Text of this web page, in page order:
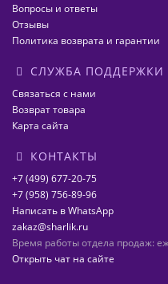
Вопросы и ответы
Отзывы
Политика возврата и гарантии
СЛУЖБА ПОДДЕРЖКИ
Связаться с нами
Возврат товара
Карта сайта
КОНТАКТЫ
+7 (499) 677-20-75
+7 (958) 756-89-96
Написать в WhatsApp
zakaz@sharlik.ru
Время работы отдела продаж:
Открыть чат на сайте